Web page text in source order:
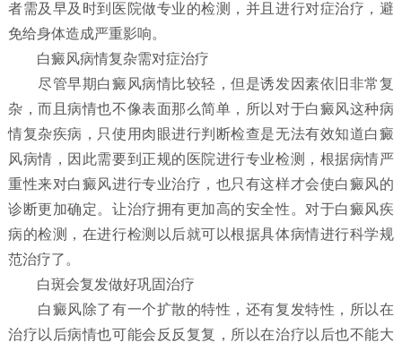
者需及早及时到医院做专业的检测，并且进行对症治疗，避
免给身体造成严重影响。
白癜风病情复杂需对症治疗
尽管早期白癜风病情比较轻，但是诱发因素依旧非常复
杂，而且病情也不像表面那么简单，所以对于白癜风这种病
情复杂疾病，只使用肉眼进行判断检查是无法有效知道白癜
风病情，因此需要到正规的医院进行专业检测，根据病情严
重性来对白癜风进行专业治疗，也只有这样才会使白癜风的
诊断更加确定。让治疗拥有更加高的安全性。对于白癜风疾
病的检测，在进行检测以后就可以根据具体病情进行科学规
范治疗了。
白斑会复发做好巩固治疗
白癜风除了有一个扩散的特性，还有复发特性，所以在
治疗以后病情也可能会反反复复，所以在治疗以后也不能大